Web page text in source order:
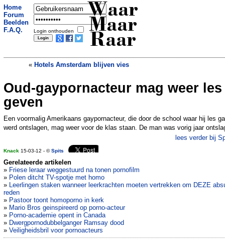
Home
Forum
Beelden
F.A.Q.
Login onthouden
Waar
Maar
Raar
« Hotels Amsterdam blijven vies
Nieuwe kikker ontdekt in New York»
Oud-gaypornacteur mag weer les
geven
Een voormalig Amerikaans gaypornacteur, die door de school waar hij les
werd ontslagen, mag weer voor de klas staan. De man was vorig jaar
lees verder bij
Knack 15-03-12 - ©Spits
Gerelateerde artikelen
» Friese leraar weggestuurd na tonen pornofilm
» Polen ditcht TV-spotje met homo
» Leerlingen staken wanneer leerkrachten moeten vertrekken om DEZE
reden
» Pastoor toont homoporno in kerk
» Mario Bros geinspireerd op porno-acteur
» Porno-academie opent in Canada
» Dwergpornodubbelganger Ramsay dood
» Veiligheidsbril voor pornoacteurs